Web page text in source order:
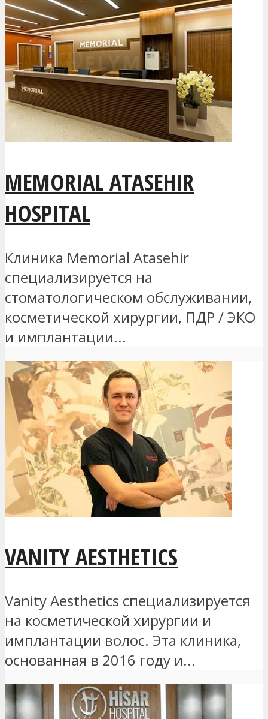
MEMORIAL ATASEHIR
HOSPITAL
Клиника Memorial Atasehir
специализируется на
стоматологическом обслуживании,
косметической хирургии, ПДР / ЭКО
и имплантации...
VANITY AESTHETICS
Vanity Aesthetics специализируется
на косметической хирургии и
имплантации волос. Эта клиника,
основанная в 2016 году и...